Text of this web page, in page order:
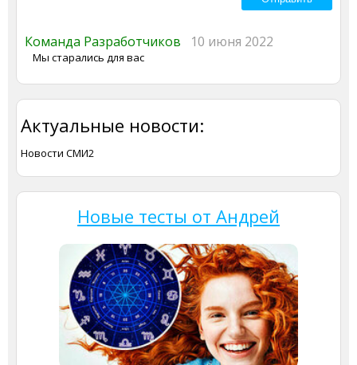
Команда Разработчиков 10 июня 2022
Мы старались для вас
Актуальные новости:
Новости СМИ2
Новые тесты от Андрей